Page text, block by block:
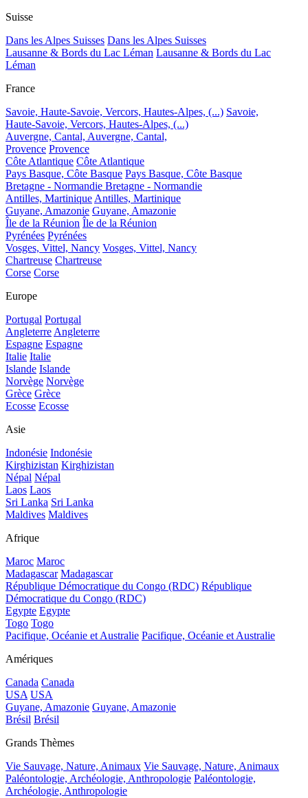
Suisse
Dans les Alpes Suisses Dans les Alpes Suisses
Lausanne & Bords du Lac Léman Lausanne & Bords du Lac
Léman
France
Savoie, Haute-Savoie, Vercors, Hautes-Alpes, (...) Savoie,
Haute-Savoie, Vercors, Hautes-Alpes, (...)
Auvergne, Cantal, Auvergne, Cantal,
Provence Provence
Côte Atlantique Côte Atlantique
Pays Basque, Côte Basque Pays Basque, Côte Basque
Bretagne - Normandie Bretagne - Normandie
Antilles, Martinique Antilles, Martinique
Guyane, Amazonie Guyane, Amazonie
Île de la Réunion Île de la Réunion
Pyrénées Pyrénées
Vosges, Vittel, Nancy Vosges, Vittel, Nancy
Chartreuse Chartreuse
Corse Corse
Europe
Portugal Portugal
Angleterre Angleterre
Espagne Espagne
Italie Italie
Islande Islande
Norvège Norvège
Grèce Grèce
Ecosse Ecosse
Asie
Indonésie Indonésie
Kirghizistan Kirghizistan
Népal Népal
Laos Laos
Sri Lanka Sri Lanka
Maldives Maldives
Afrique
Maroc Maroc
Madagascar Madagascar
République Démocratique du Congo (RDC) République
Démocratique du Congo (RDC)
Egypte Egypte
Togo Togo
Pacifique, Océanie et Australie Pacifique, Océanie et Australie
Amériques
Canada Canada
USA USA
Guyane, Amazonie Guyane, Amazonie
Brésil Brésil
Grands Thèmes
Vie Sauvage, Nature, Animaux Vie Sauvage, Nature, Animaux
Paléontologie, Archéologie, Anthropologie Paléontologie,
Archéologie, Anthropologie